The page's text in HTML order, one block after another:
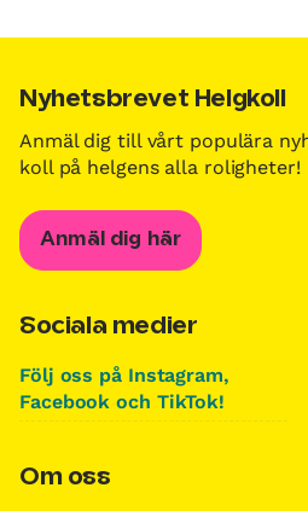
Nyhetsbrevet Helgkoll
Anmäl dig till vårt populära
koll på helgens alla roligheter!
Anmäl dig här
Sociala medier
Följ oss på Instagram,
Facebook och TikTok!
Om oss